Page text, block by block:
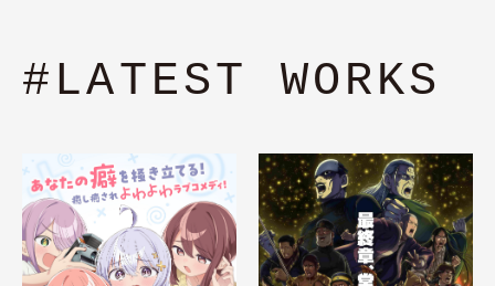
#LATEST WORKS